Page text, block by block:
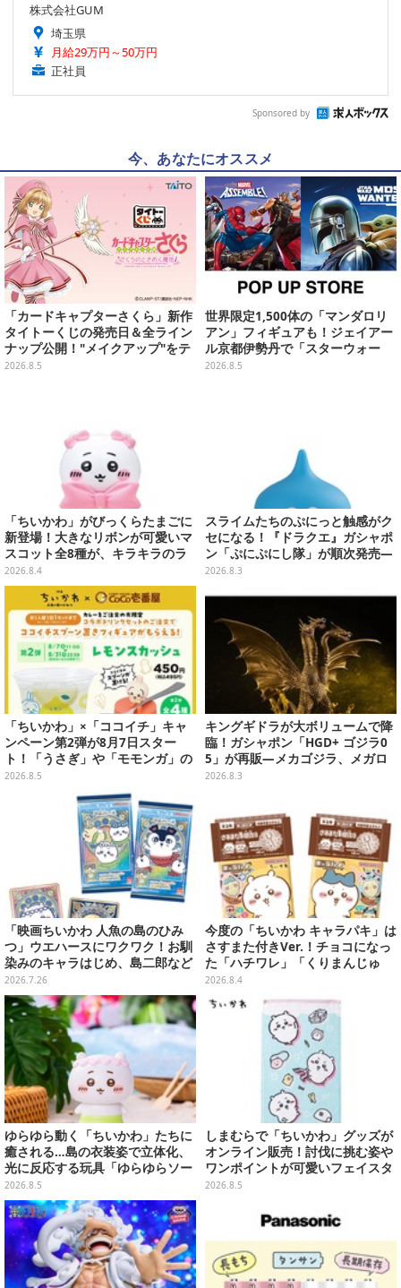
株式会社GUM
埼玉県
月給29万円～50万円
正社員
Sponsored by
今、あなたにオススメ
「カードキャプターさくら」新作
タイトーくじの発売日＆全ライン
ナップ公開！"メイクアップ"をテ
ーマに、日常でも使いたくなるア
2026.8.5
世界限定1,500体の「マンダロリ
アン」フィギュアも！ジェイアー
ル京都伊勢丹で「スターウォー
ズ」&「マーベル」ポップアップ
2026.8.5
「ちいかわ」がびっくらたまごに
新登場！大きなリボンが可愛いマ
スコット全8種が、キラキラのラ
メ入り入浴剤から飛び出す
2026.8.4
スライムたちのぷにっと触感がク
セになる！『ドラクエ』ガシャポ
ン「ぷにぷにし隊」が順次発売―
全4種ではぐれメタルは固め
2026.8.3
「ちいかわ」×「ココイチ」キャ
ンペーン第2弾が8月7日スター
ト！「うさぎ」や「モモンガ」の
スプーン置きをGETしよう
2026.8.5
キングギドラが大ボリュームで降
臨！ガシャポン「HGD+ ゴジラ0
5」が再販―メカゴジラ、メガロ
なども揃った全4種
2026.8.3
「映画ちいかわ 人魚の島のひみ
つ」ウエハースにワクワク！お馴
染みのキャラはじめ、島二郎など
セイレーン編カード全22種
2026.7.26
今度の「ちいかわ キャラパキ」は
さすまた付きVer.！チョコになっ
た「ハチワレ」「くりまんじゅ
う」たちも可愛い全8種
2026.8.4
ゆらゆら動く「ちいかわ」たちに
癒される…島の衣装姿で立体化、
光に反応する玩具「ゆらゆらソー
ラー」全8種が全国アミューズメ
ント施設にて展開
2026.8.5
しまむらで「ちいかわ」グッズが
オンライン販売！討伐に挑む姿や
ワンポイントが可愛いフェイスタ
オル、バスマットなど全14種
2026.8.5